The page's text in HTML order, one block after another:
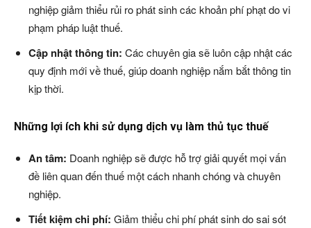
nghiệp giảm thiểu rủi ro phát sinh các khoản phí phạt do vi
phạm pháp luật thuế.
Cập nhật thông tin: Các chuyên gia sẽ luôn cập nhật các
quy định mới về thuế, giúp doanh nghiệp nắm bắt thông tin
kịp thời.
Những lợi ích khi sử dụng dịch vụ làm thủ tục thuế
An tâm: Doanh nghiệp sẽ được hỗ trợ giải quyết mọi vấn
đề liên quan đến thuế một cách nhanh chóng và chuyên
nghiệp.
Tiết kiệm chi phí: Giảm thiểu chi phí phát sinh do sai sót